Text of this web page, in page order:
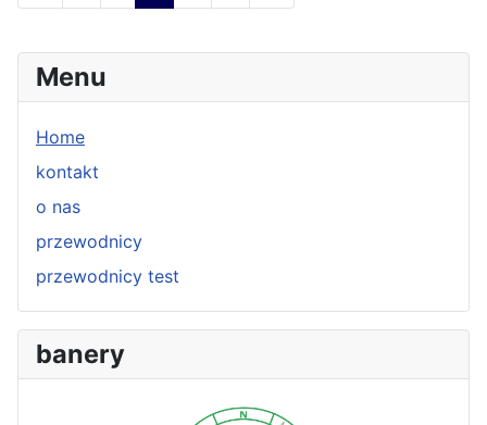
Menu
Home
kontakt
o nas
przewodnicy
przewodnicy test
banery